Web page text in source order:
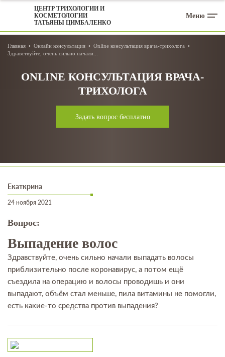
ЦЕНТР ТРИХОЛОГИИ И
КОСМЕТОЛОГИИ
ТАТЬЯНЫ ЦИМБАЛЕНКО
Меню
Главная Онлайн консультация
Online консультация врача-трихолога
Здравствуйте, очень сильно начали...
ONLINE КОНСУЛЬТАЦИЯ ВРАЧА-
ТРИХОЛОГА
Задать вопрос бесплатно
Екаткрина
24 ноября 2021
Вопрос:
Выпадение волос
Здравствуйте, очень сильно начали выпадать волосы
приблизительно после коронавирус, а потом ещё
съездила на операцию и волосы проводишь и они
выпадают, объём стал меньше, пила витамины не помогли,
есть какие-то средства против выпадения?